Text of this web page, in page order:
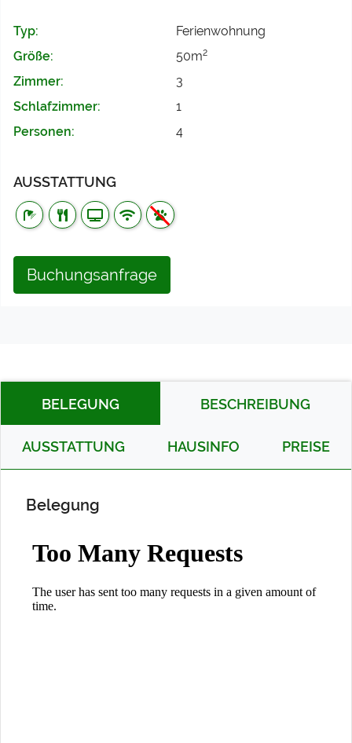
Typ:
Ferienwohnung
Größe:
50m2
Zimmer:
3
Schlafzimmer:
1
Personen:
4
AUSSTATTUNG
Buchungsanfrage
BELEGUNG BESCHREIBUNG
AUSSTATTUNG HAUSINFO PREISE
Belegung